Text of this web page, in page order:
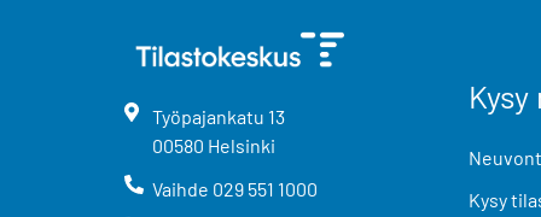
Työpajankatu 13
00580 Helsinki
Vaihde 029 551 1000
Kysy